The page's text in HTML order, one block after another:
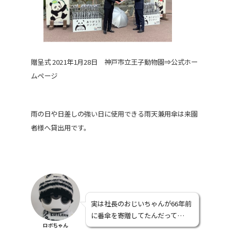
贈呈式 2021年1月28日 神戸市立王子動物園⇒公式ホー
ムページ
雨の日や日差しの強い日に使用できる雨天兼用傘は来園
者様へ貸出用です。
ロボちゃん
実は社長のおじいちゃんが66年前
に番傘を寄贈してたんだって…